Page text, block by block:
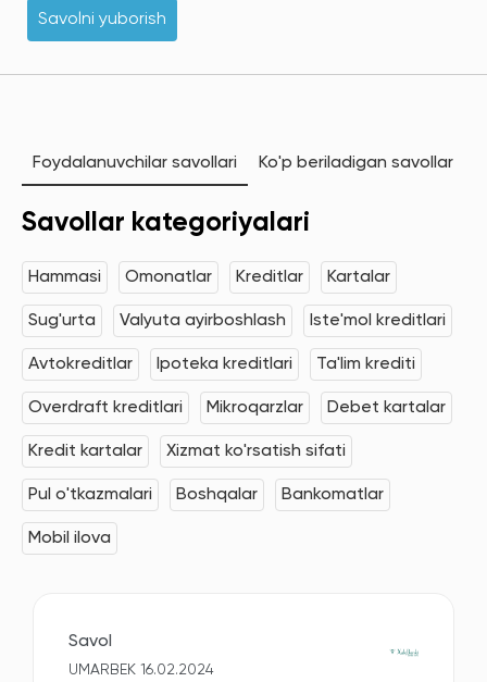
Savolni yuborish
Foydalanuvchilar savollari Ko'p beriladigan savollar
Savollar kategoriyalari
Hammasi Omonatlar Kreditlar Kartalar
Sug'urta Valyuta ayirboshlash Iste'mol kreditlari
Avtokreditlar Ipoteka kreditlari Ta'lim krediti
Overdraft kreditlari Mikroqarzlar Debet kartalar
Kredit kartalar Xizmat ko'rsatish sifati
Pul o'tkazmalari Boshqalar Bankomatlar
Mobil ilova
Savol
UMARBEK 16.02.2024